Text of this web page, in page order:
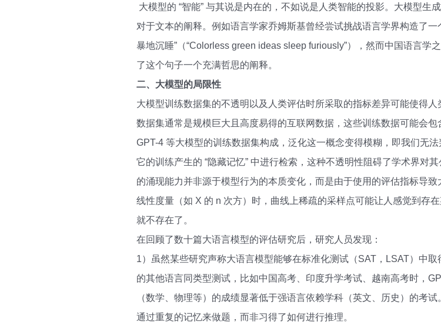
大模型的 “智能” 与其说是内在的，不如说是人类智能的投影。大模型生
对于文本的阐释。例如语言学家乔姆斯基曾经尝试挑战语言学界构造了
暴地沉睡”（“Colorless green ideas sleep furiously”），然而中国语言学
了这个句子一个充满哲思的阐释。
二、大模型的局限性
大模型训练数据集的不透明以及人类评估时所采取的指标差异可能使得
数据集通常是规模巨大且高度易得的互联网数据，这些训练数据可能会
GPT-4 等大模型的训练数据集构成，泛化这一概念变得模糊，即我们无
它的训练产生的 “隐藏记忆” 中进行检索，这种不透明性阻碍了学术界对
的涌现能力并非源于模型行为的本质变化，而是由于使用的评估指标导
线性度量（如 X 的 n 次方）时，曲线上稀疏的采样点可能让人感觉到存
就不存在了。
在回顾了数十篇大语言模型的评估研究后，研究人员发现：
1）虽然某些研究声称大语言模型能够在标准化测试（SAT，LSAT）中
的其他语言同类型测试，比如中国高考、印度升学考试、越南高考时，
（数学、物理等）的成绩显著低于强语言依赖学科（英文、历史）的考
通过重复的记忆来做题，而非习得了如何进行推理。